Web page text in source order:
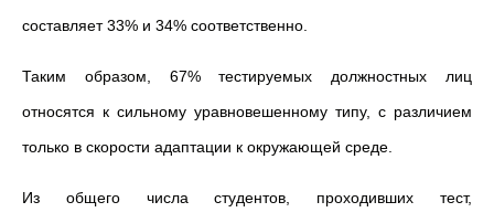
составляет 33% и 34% соответственно.
Таким образом, 67% тестируемых должностных лиц
относятся к сильному уравновешенному типу, с различием
только в скорости адаптации к окружающей среде.
Из общего числа студентов, проходивших тест,